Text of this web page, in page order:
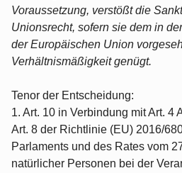
Voraussetzung, verstößt die
Unionsrecht, sofern sie dem in
der Europäischen Union
Verhältnismäßigkeit genügt.
Tenor der Entscheidung:
1. Art. 10 in Verbindung mit Art. 4
Art. 8 der Richtlinie (EU) 2016/
Parlaments und des Rates vom
natürlicher Personen bei der